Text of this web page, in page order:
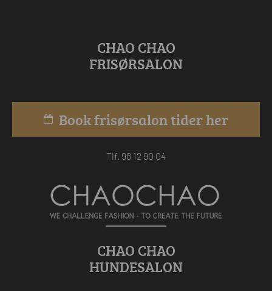
CHAO CHAO
FRISØRSALON
Book frisørsalon tider her
Tlf. 98 12 90 04
CHAO CHAO
HUNDESALON